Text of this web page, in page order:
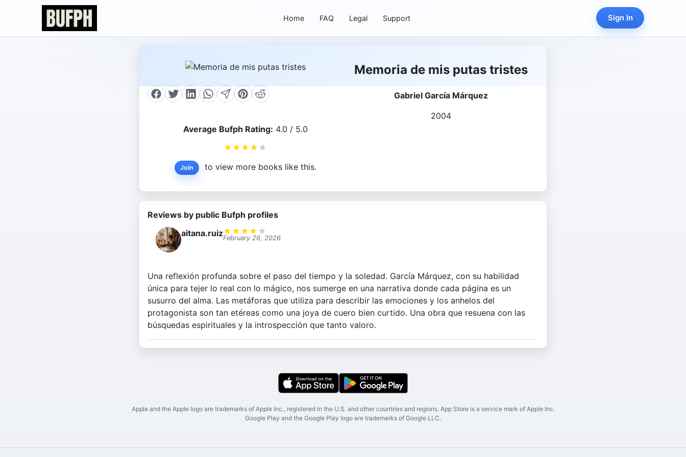
Home FAQ Legal Support Sign In
Average Bufph Rating: 4.0 / 5.0
★ ★ ★ ★ ★
Join to view more books like this.
Memoria de mis putas tristes
Gabriel García Márquez
2004
Reviews by public Bufph profiles
aitana.ruiz★ ★ ★ ★ ★
February 26, 2026
Una reflexión profunda sobre el paso del tiempo y la soledad. García Márquez, con su habilidad
única para tejer lo real con lo mágico, nos sumerge en una narrativa donde cada página es un
susurro del alma. Las metáforas que utiliza para describir las emociones y los anhelos del
protagonista son tan etéreas como una joya de cuero bien curtido. Una obra que resuena con las
búsquedas espirituales y la introspección que tanto valoro.
Apple and the Apple logo are trademarks of Apple Inc., registered in the U.S. and other countries and regions. App Store is a service mark of Apple Inc.
Google Play and the Google Play logo are trademarks of Google LLC.